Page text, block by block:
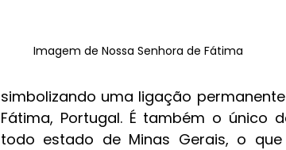
Imagem de Nossa Senhora de Fátima
simbolizando uma ligação
Fátima, Portugal. É também o único
todo estado de Minas Gerais, o